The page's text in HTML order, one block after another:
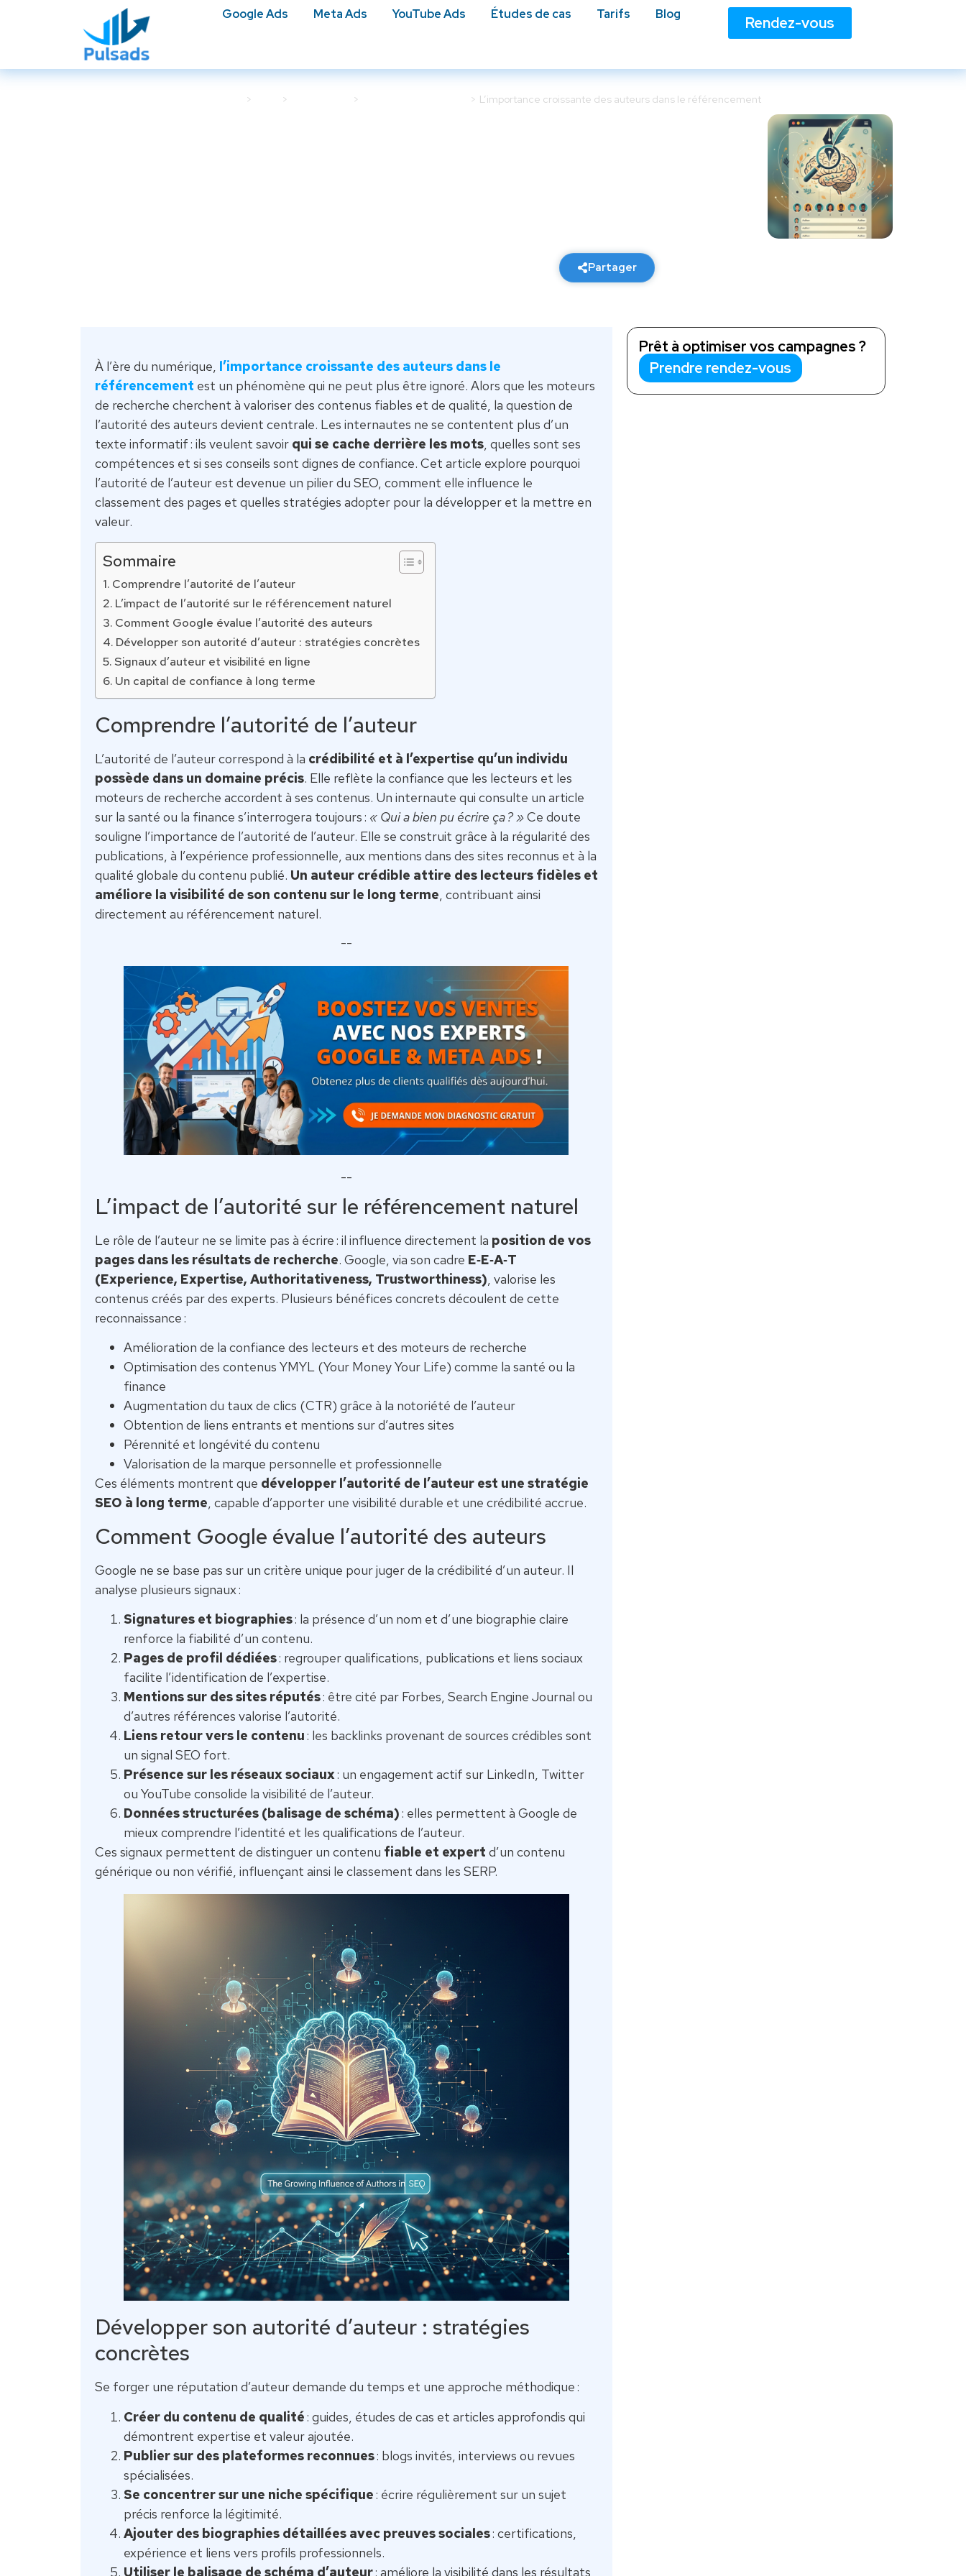
Google Ads Meta Ads YouTube Ads Études de cas​ Tarifs Blog Rendez-vous
L’importance croissante des auteurs dans le référencement
Partager
À l’ère du numérique, l’importance croissante des auteurs dans le
référencement est un phénomène qui ne peut plus être ignoré. Alors que les moteurs
de recherche cherchent à valoriser des contenus fiables et de qualité, la question de
l’autorité des auteurs devient centrale. Les internautes ne se contentent plus d’un
texte informatif : ils veulent savoir qui se cache derrière les mots, quelles sont ses
compétences et si ses conseils sont dignes de confiance. Cet article explore pourquoi
l’autorité de l’auteur est devenue un pilier du SEO, comment elle influence le
classement des pages et quelles stratégies adopter pour la développer et la mettre en
valeur.
Sommaire
Comprendre l’autorité de l’auteur
L’impact de l’autorité sur le référencement naturel
Comment Google évalue l’autorité des auteurs
Développer son autorité d’auteur : stratégies concrètes
Signaux d’auteur et visibilité en ligne
Un capital de confiance à long terme
Comprendre l’autorité de l’auteur
L’autorité de l’auteur correspond à la crédibilité et à l’expertise qu’un individu
possède dans un domaine précis. Elle reflète la confiance que les lecteurs et les
moteurs de recherche accordent à ses contenus. Un internaute qui consulte un article
sur la santé ou la finance s’interrogera toujours : « Qui a bien pu écrire ça ? »Ce doute
souligne l’importance de l’autorité de l’auteur. Elle se construit grâce à la régularité des
publications, à l’expérience professionnelle, aux mentions dans des sites reconnus et à la
qualité globale du contenu publié. Un auteur crédible attire des lecteurs fidèles et
améliore la visibilité de son contenu sur le long terme, contribuant ainsi
directement au référencement naturel.
--
--
L’impact de l’autorité sur le référencement naturel
Le rôle de l’auteur ne se limite pas à écrire : il influence directement la position de vos
pages dans les résultats de recherche. Google, via son cadre E‑E‑A‑T
(Experience, Expertise, Authoritativeness, Trustworthiness), valorise les
contenus créés par des experts. Plusieurs bénéfices concrets découlent de cette
reconnaissance :
Amélioration de la confiance des lecteurs et des moteurs de recherche
Optimisation des contenus YMYL (Your Money Your Life) comme la santé ou la
finance
Augmentation du taux de clics (CTR) grâce à la notoriété de l’auteur
Obtention de liens entrants et mentions sur d’autres sites
Pérennité et longévité du contenu
Valorisation de la marque personnelle et professionnelle
Ces éléments montrent que développer l’autorité de l’auteur est une stratégie
SEO à long terme, capable d’apporter une visibilité durable et une crédibilité accrue.
Comment Google évalue l’autorité des auteurs
Google ne se base pas sur un critère unique pour juger de la crédibilité d’un auteur. Il
analyse plusieurs signaux :
Signatures et biographies: la présence d’un nom et d’une biographie claire
renforce la fiabilité d’un contenu.
Pages de profil dédiées: regrouper qualifications, publications et liens sociaux
facilite l’identification de l’expertise.
Mentions sur des sites réputés: être cité par Forbes, Search Engine Journal ou
d’autres références valorise l’autorité.
Liens retour vers le contenu : les backlinks provenant de sources crédibles sont
un signal SEO fort.
Présence sur les réseaux sociaux: un engagement actif sur LinkedIn, Twitter
ou YouTube consolide la visibilité de l’auteur.
Données structurées (balisage de schéma) : elles permettent à Google de
mieux comprendre l’identité et les qualifications de l’auteur.
Ces signaux permettent de distinguer un contenu fiable et expert d’un contenu
générique ou non vérifié, influençant ainsi le classement dans les SERP.
Développer son autorité d’auteur : stratégies
concrètes
Se forger une réputation d’auteur demande du temps et une approche méthodique :
Créer du contenu de qualité : guides, études de cas et articles approfondis qui
démontrent expertise et valeur ajoutée.
Publier sur des plateformes reconnues: blogs invités, interviews ou revues
spécialisées.
Se concentrer sur une niche spécifique : écrire régulièrement sur un sujet
précis renforce la légitimité.
Ajouter des biographies détaillées avec preuves sociales: certifications,
expérience et liens vers profils professionnels.
Utiliser le balisage de schéma d’auteur: améliore la visibilité dans les résultats
Prêt à optimiser vos campagnes ?
Prendre rendez-vous